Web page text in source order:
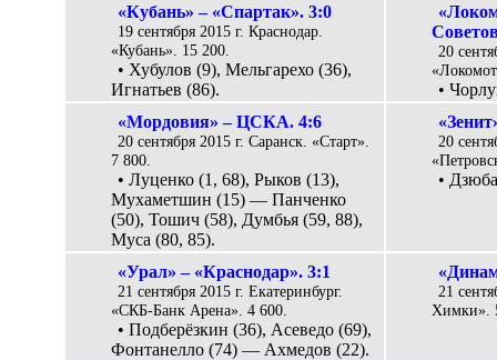
«Кубань» – «Спартак». 3:0
19 сентября 2015 г. Краснодар.
«Кубань». 15 200.
• Хубулов (9), Мельгарехо (36),
Игнатьев (86).
20
•
«Мордовия» – ЦСКА. 4:6
20 сентября 2015 г. Саранск. «Старт».
7 800.
• Луценко (1, 68), Рыков (13),
Мухаметшин (15) — Панченко
(50), Тошич (58), Думбья (59, 88),
Муса (80, 85).
20
•
«Урал» – «Краснодар». 3:1
21 сентября 2015 г. Екатеринбург.
«СКБ-Банк Арена». 4 600.
• Подберёзкин (36), Асеведо (69),
Фонтанелло (74) — Ахмедов (22).
21
Химки».